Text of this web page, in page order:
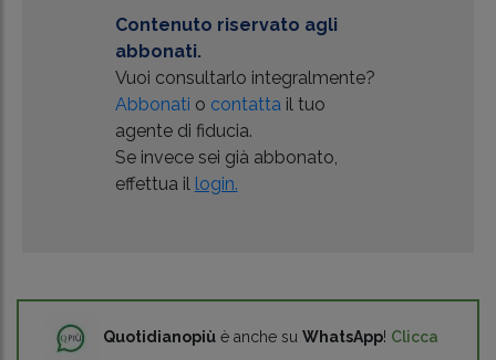
Contenuto riservato agli
abbonati.
Vuoi consultarlo integralmente?
Abbonati o contatta il tuo
agente di fiducia.
Se invece sei già abbonato,
effettua il login.
Quotidianopiù è anche su WhatsApp! Clicca